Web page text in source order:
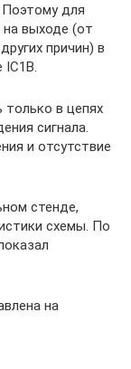
для
выходе (от
причин) в
IC1B.
только в цепях
сигнала.
и отсутствие
стенде,
схемы. По
на